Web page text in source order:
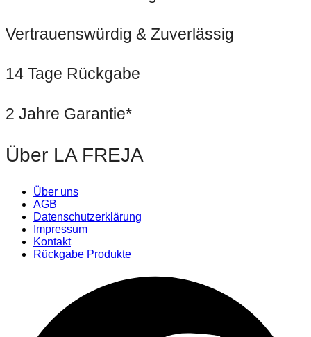
Vertrauenswürdig & Zuverlässig
14 Tage Rückgabe
2 Jahre Garantie*
Über LA FREJA
Über uns
AGB
Datenschutzerklärung
Impressum
Kontakt
Rückgabe Produkte